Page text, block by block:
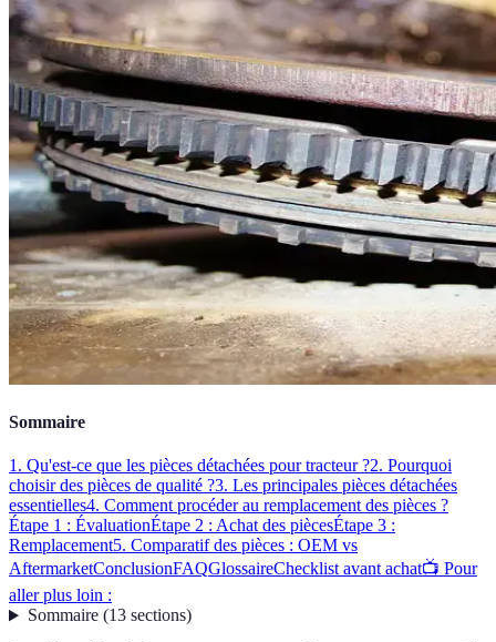
Sommaire
1. Qu'est-ce que les pièces détachées pour tracteur ?2. Pourquoi
choisir des pièces de qualité ?3. Les principales pièces détachées
essentielles4. Comment procéder au remplacement des pièces ?
Étape 1 : ÉvaluationÉtape 2 : Achat des piècesÉtape 3 :
Remplacement5. Comparatif des pièces : OEM vs
AftermarketConclusionFAQGlossaireChecklist avant achat📺 Pour
aller plus loin :
Sommaire(13 sections)